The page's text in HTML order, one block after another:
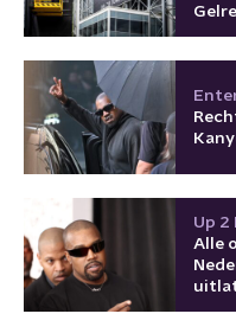
Up 2
Alle